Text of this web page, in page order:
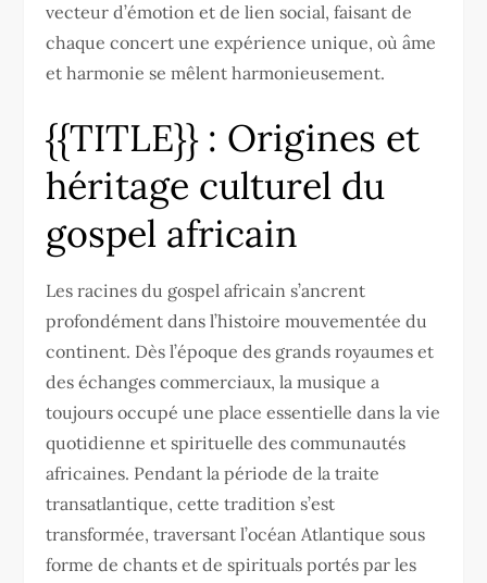
vecteur d’émotion et de lien social, faisant de
chaque concert une expérience unique, où âme
et harmonie se mêlent harmonieusement.
{{TITLE}} : Origines et
héritage culturel du
gospel africain
Les racines du gospel africain s’ancrent
profondément dans l’histoire mouvementée du
continent. Dès l’époque des grands royaumes et
des échanges commerciaux, la musique a
toujours occupé une place essentielle dans la vie
quotidienne et spirituelle des communautés
africaines. Pendant la période de la traite
transatlantique, cette tradition s’est
transformée, traversant l’océan Atlantique sous
forme de chants et de spirituals portés par les